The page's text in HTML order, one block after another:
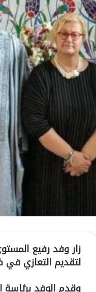
زار وفد رفيع
لتقديم التعازي في